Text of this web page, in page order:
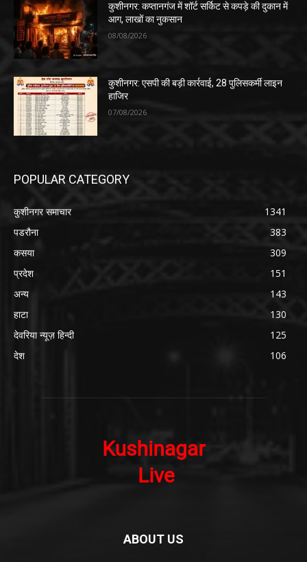
कुशीनगर: कप्तानगंज में शॉर्ट सर्किट से कपड़े की दुकान में
आग, लाखों का नुकसान
08/08/2026
कुशीनगर: एसपी की बड़ी कार्रवाई, 28 पुलिसकर्मी लाइन
हाजिर
07/08/2026
POPULAR CATEGORY
कुशीनगर समाचार
1341
पडरौना
383
कसया
309
प्रदेश
151
अन्य
143
हाटा
130
देवरिया न्यूज़ हिन्दी
125
देश
106
ABOUT US